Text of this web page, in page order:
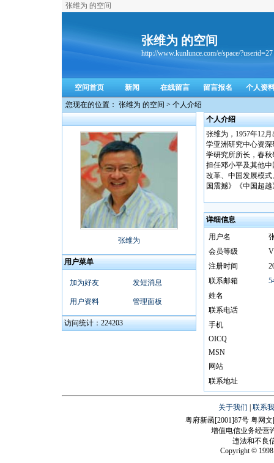
张维为 的空间
张维为 的空间
http://www.kunlunce.com/e/space/?userid=27
空间首页 新闻 在线留言 留言报名
个人资
您现在的位置： 张维为 的空间 > 个人介绍
张维为
用户菜单
加为好友 发短消息
用户资料 管理面板
访问统计：224203
个人介绍
张维为，1957年12
学亚洲研究中心资
学研究所所长，春
担任邓小平及其他
改革、中国发展模
国震撼》《中国超
详细信息
用户名
会员等级
注册时间
联系邮箱
姓名
联系电话
手机
OICQ
MSN
网站
联系地址
关于我们
联系
粤府新函[2001]87号 粤网
增值电信业务经营
违法和不良
Copyright © 1998